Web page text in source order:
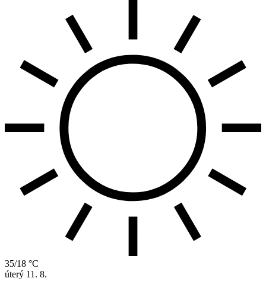
35/18 °C
úterý 11. 8.